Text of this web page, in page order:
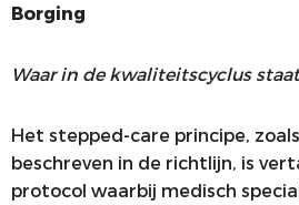
Borging
Waar in de kwaliteitscyclus
Het stepped-care principe,
beschreven in de richtlijn, is
protocol waarbij medisch